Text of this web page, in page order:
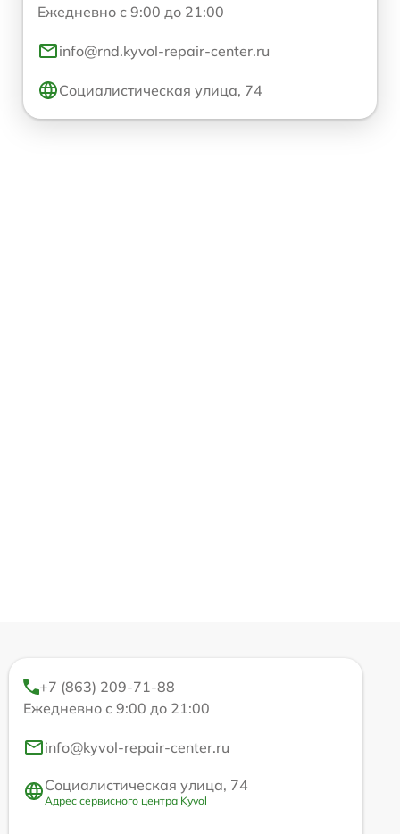
Ежедневно с 9:00 до 21:00
info@rnd.kyvol-repair-center.ru
Социалистическая улица, 74
+7 (863) 209-71-88
Ежедневно с 9:00 до 21:00
info@kyvol-repair-center.ru
Социалистическая улица, 74
Адрес сервисного центра Kyvol